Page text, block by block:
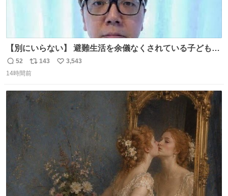
【別にいらない】 避難生活を余儀なくされている子どもた
ちのためにヒカキンボックス1000個を寄付させていただき
ました
返
信
52
リ
ポ
ト
143
い
3,543
14時間前